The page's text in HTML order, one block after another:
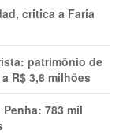
critica a Faria
patrimônio de
R$ 3,8 milhões
783 mil